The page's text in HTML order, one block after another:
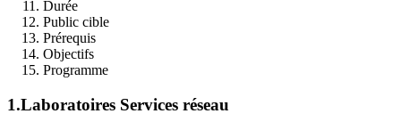
Durée
Public cible
Prérequis
Objectifs
Programme
1.Laboratoires Services réseau